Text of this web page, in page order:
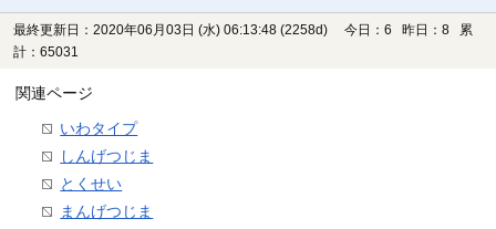
最終更新日：2020年06月03日 (水) 06:13:48 (2258d)
今日：6 昨日：8 累
計：65031
関連ページ
いわタイプ
しんげつじま
とくせい
まんげつじま